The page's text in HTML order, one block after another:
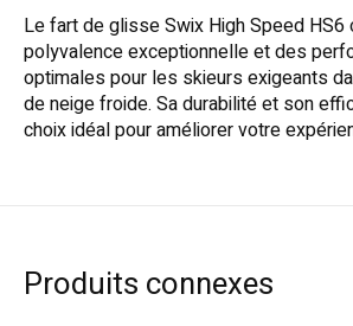
Le fart de glisse Swix High Speed HS6
polyvalence exceptionnelle et des
optimales pour les skieurs exigeants
de neige froide. Sa durabilité et son
choix idéal pour améliorer votre
Produits connexes